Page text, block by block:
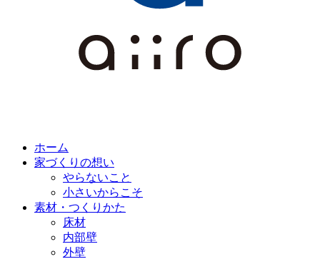
ホーム
家づくりの想い
やらないこと
小さいからこそ
素材・つくりかた
床材
内部壁
外壁